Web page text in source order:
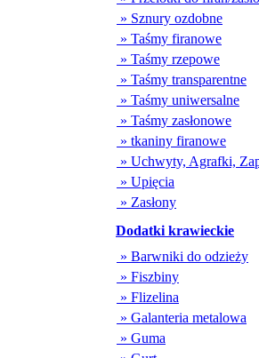
» Sznury ozdobne
» Taśmy firanowe
» Taśmy rzepowe
» Taśmy transparentne
» Taśmy uniwersalne
» Taśmy zasłonowe
» tkaniny firanowe
» Uchwyty, Agrafki,
» Upięcia
» Zasłony
Dodatki krawieckie
» Barwniki do odzieży
» Fiszbiny
» Flizelina
» Galanteria metalowa
» Guma